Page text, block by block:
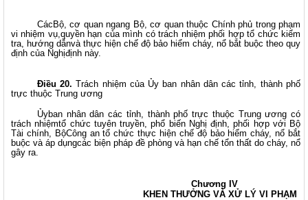
CácBộ, cơ quan ngang Bộ, cơ quan thuộc Chính phủ trong phạm
vi nhiệm vụ,quyền hạn của mình có trách nhiệm phối hợp tổ chức kiểm
tra, hướng dẫnvà thực hiện chế độ bảo hiểm cháy, nổ bắt buộc theo quy
định của Nghịđịnh này.
Điều 20.Trách nhiệm của Ủy ban nhân dân các tỉnh, thành phố
trực thuộc Trung ương
Ủyban nhân dân các tỉnh, thành phố trực thuộc Trung ương có
trách nhiệmtổ chức tuyên truyền, phổ biến Nghị định, phối hợp với Bộ
Tài chính, BộCông an tổ chức thực hiện chế độ bảo hiểm cháy, nổ bắt
buộc và áp dụngcác biện pháp đề phòng và hạn chế tổn thất do cháy, nổ
gây ra.
Chương IV
KHEN THƯỞNG VÀ XỬ LÝ VI PHẠM